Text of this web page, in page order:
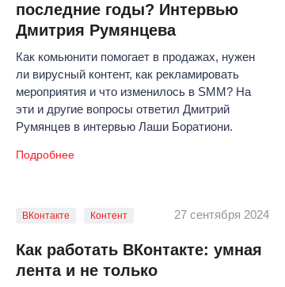
последние годы? Интервью
Дмитрия Румянцева
Как комьюнити помогает в продажах, нужен
ли вирусный контент, как рекламировать
мероприятия и что изменилось в SMM? На
эти и другие вопросы ответил Дмитрий
Румянцев в интервью Лаши Боратиони.
Подробнее
27 сентября 2024
ВКонтакте Контент
Как работать ВКонтакте: умная
лента и не только